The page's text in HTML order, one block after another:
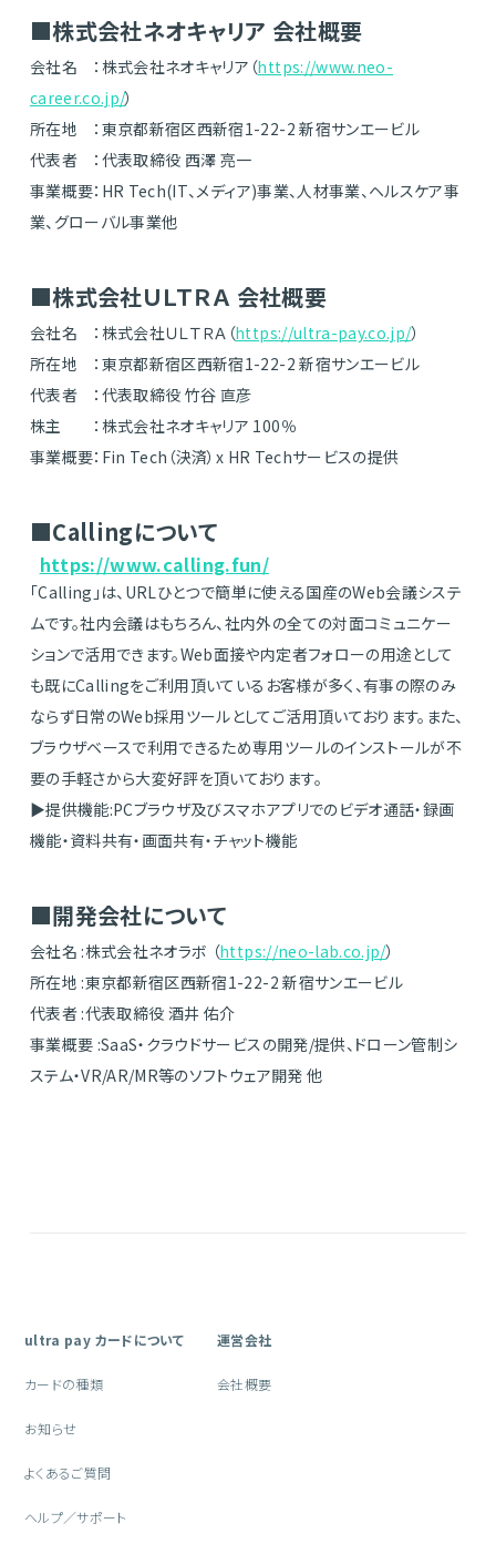
■株式会社ネオキャリア 会社概要
会社名 ：株式会社ネオキャリア（https://www.neo-
career.co.jp/）
所在地 ：東京都新宿区西新宿1-22-2 新宿サンエービル
代表者 ：代表取締役 西澤 亮一
事業概要：HR Tech(IT、メディア)事業、人材事業、ヘルスケア事
業、グローバル事業他
■株式会社ＵＬＴＲＡ 会社概要
会社名 ：株式会社ＵＬＴＲＡ（https://ultra-pay.co.jp/）
所在地 ：東京都新宿区西新宿1-22-2 新宿サンエービル
代表者 ：代表取締役 竹谷 直彦
株主 ：株式会社ネオキャリア 100％
事業概要：Fin Tech（決済）x HR Techサービスの提供
■Callingについて
https://www.calling.fun/
「Calling」は、URLひとつで簡単に使える国産のWeb会議システ
ムです。社内会議はもちろん、社内外の全ての対面コミュニケー
ションで活用できます。Web面接や内定者フォローの用途として
も既にCallingをご利用頂いているお客様が多く、有事の際のみ
ならず日常のWeb採用ツールとしてご活用頂いております。また、
ブラウザベースで利用できるため専用ツールのインストールが不
要の手軽さから大変好評を頂いております。
▶提供機能:PCブラウザ及びスマホアプリでのビデオ通話・録画
機能・資料共有・画面共有・チャット機能
■開発会社について
会社名 :株式会社ネオラボ （​https://neo-lab.co.jp/）
所在地 :東京都新宿区西新宿1-22-2 新宿サンエービル
代表者 :代表取締役 酒井 佑介
事業概要 :SaaS・クラウドサービスの開発/提供、ドローン管制シ
ステム・VR/AR/MR等のソフトウェア開発 他
ultra pay カードについて
カードの種類
お知らせ
よくあるご質問
ヘルプ／サポート
運営会社
会社概要